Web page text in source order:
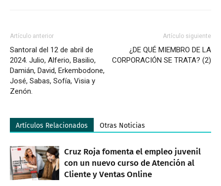
Artículo anterior
Santoral del 12 de abril de
2024. Julio, Alferio, Basilio,
Damián, David, Erkembodone,
José, Sabas, Sofía, Visia y
Zenón.
Artículo siguiente
¿DE QUÉ MIEMBRO DE LA
CORPORACIÓN SE TRATA? (2)
Artículos Relacionados Otras Noticias
Cruz Roja fomenta el empleo juvenil
con un nuevo curso de Atención al
Cliente y Ventas Online